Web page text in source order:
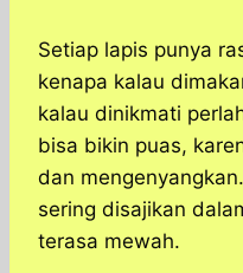
Setiap lapis punya
kenapa kalau
kalau dinikmati
bisa bikin puas,
dan
sering disajikan
terasa mewah.